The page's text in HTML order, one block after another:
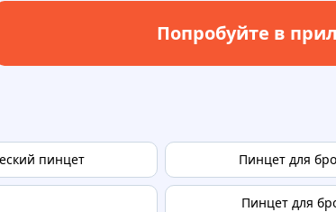
Попробуйте в
пинцет Пинцет для
Пинцет для